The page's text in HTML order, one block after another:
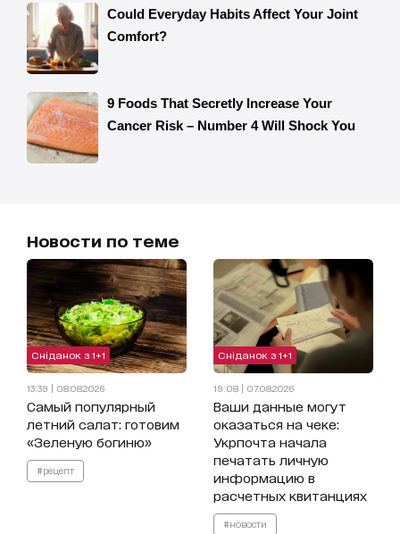
Новости по теме
Сніданок з 1+1
13:39 | 08.08.2026
Самый популярный
летний салат: готовим
«Зеленую богиню»
#рецепт
Сніданок з 1+1
19:08 | 07.08.2026
Ваши данные могут
оказаться на чеке:
Укрпочта начала
печатать личную
информацию в
расчетных квитанциях
#новости